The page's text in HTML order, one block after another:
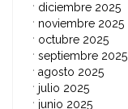
diciembre 2025
noviembre 2025
octubre 2025
septiembre 2025
agosto 2025
julio 2025
junio 2025